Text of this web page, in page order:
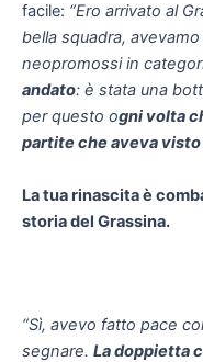
facile: “Ero arrivato al
bella squadra,
neopromossi in
andato: è stata una
per questo ogni volta
partite che aveva
La tua rinascita è
storia del Grassina.
“Sì, avevo fatto pace
segnare. La doppietta